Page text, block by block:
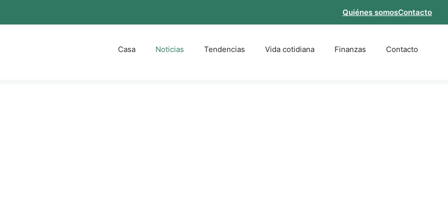
Quiénes somosContacto
Casa Noticias Tendencias Vida cotidiana Finanzas Contacto